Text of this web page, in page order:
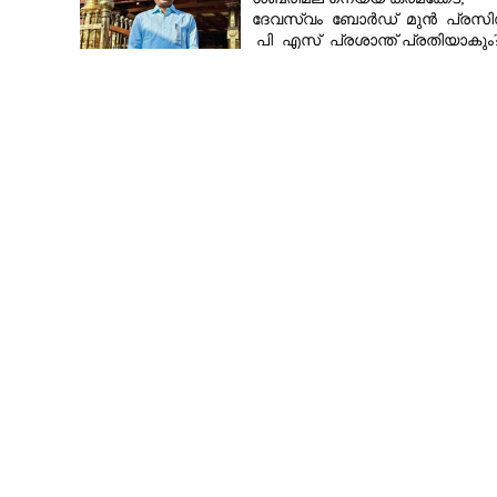
ദേവസ്വം ബോർഡ് മുൻ
പി എസ് പ്രശാന്ത്